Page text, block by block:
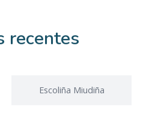
recentes
Escoliña Miudiña